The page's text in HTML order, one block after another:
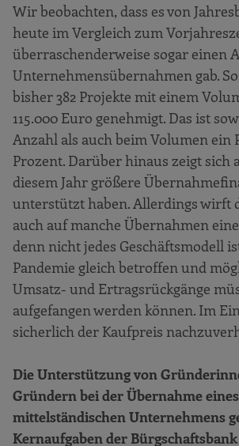
Wir beobachten, dass es von
heute im Vergleich zum
überraschenderweise sogar einen
Unternehmensübernahmen gab.
bisher 382 Projekte mit einem
115.000 Euro genehmigt. Das ist
Anzahl als auch beim Volumen ein
Prozent. Darüber hinaus zeigt sich
diesem Jahr größere
unterstützt haben. Allerdings wirft
auch auf manche Übernahmen
denn nicht jedes Geschäftsmodell
Pandemie gleich betroffen und
Umsatz- und Ertragsrückgänge
aufgefangen werden können. Im
sicherlich der Kaufpreis
Die Unterstützung von
Gründern bei der Übernahme eines
mittelständischen Unternehmens
Kernaufgaben der